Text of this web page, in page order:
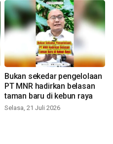
Bukan sekedar pengelolaan
PT MNR hadirkan belasan
taman baru di kebun raya
Selasa, 21 Juli 2026